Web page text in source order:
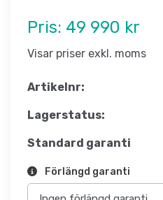
Pris: 49 990 kr
Visar priser exkl. moms
Artikelnr:
Lagerstatus:
Standard garanti
Förlängd garanti